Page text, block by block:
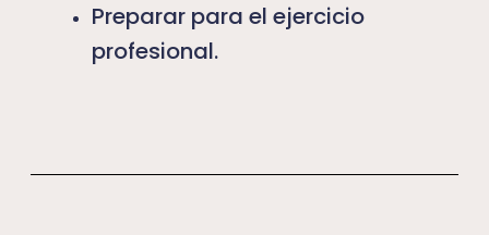
Preparar para el ejercicio
profesional.